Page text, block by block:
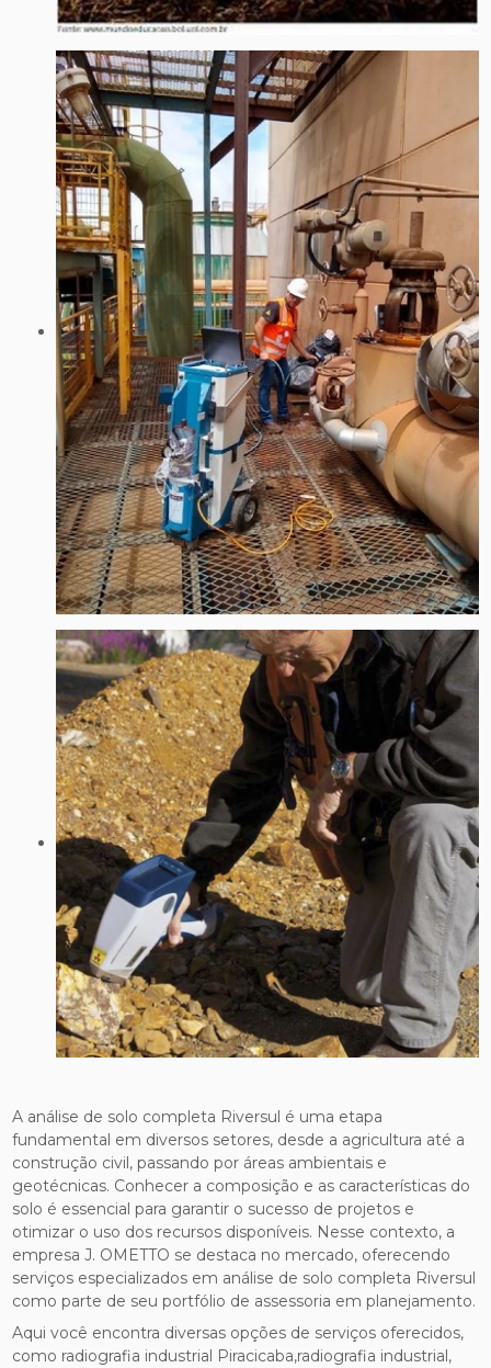
A análise de solo completa Riversul é uma etapa
fundamental em diversos setores, desde a agricultura até a
construção civil, passando por áreas ambientais e
geotécnicas. Conhecer a composição e as características do
solo é essencial para garantir o sucesso de projetos e
otimizar o uso dos recursos disponíveis. Nesse contexto, a
empresa J. OMETTO se destaca no mercado, oferecendo
serviços especializados em análise de solo completa Riversul
como parte de seu portfólio de assessoria em planejamento.
Aqui você encontra diversas opções de serviços oferecidos,
como radiografia industrial Piracicaba,radiografia industrial,